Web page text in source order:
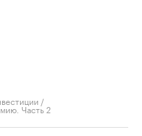
/
Часть 2